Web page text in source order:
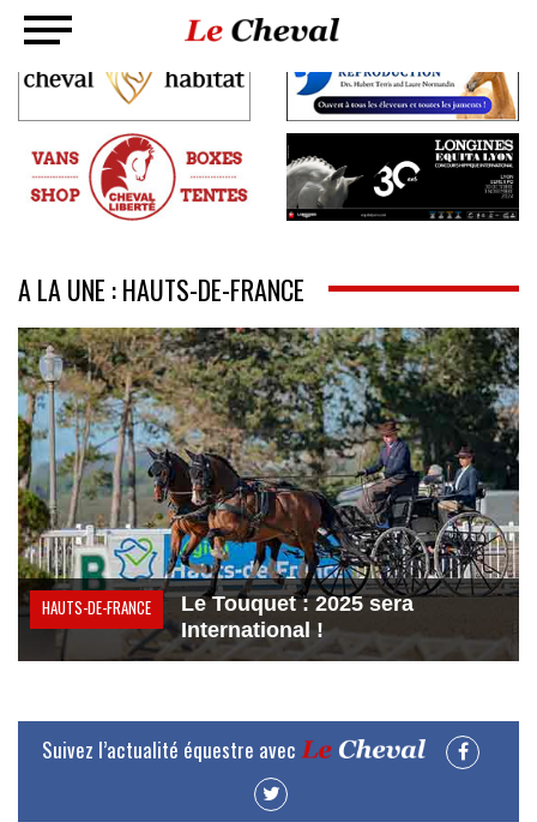
A LA UNE : HAUTS-DE-FRANCE
HAUTS-DE-FRANCE
Le Touquet : 2025 sera
International !
Suivez l’actualité équestre avec